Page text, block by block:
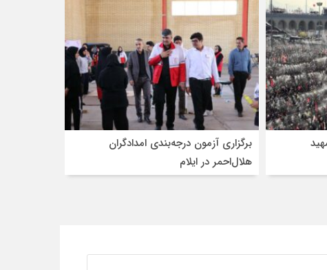
برگزاری آزمون درجه‌بندی امدادگران
هلال‌احمر در ایلام